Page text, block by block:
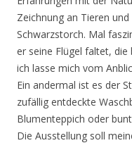
Zeichnung an Tieren
Schwarzstorch. Mal
er seine Flügel faltet,
ich lasse mich vom
Ein andermal ist es der
zufällig entdeckte
Blumenteppich oder
Die Ausstellung soll